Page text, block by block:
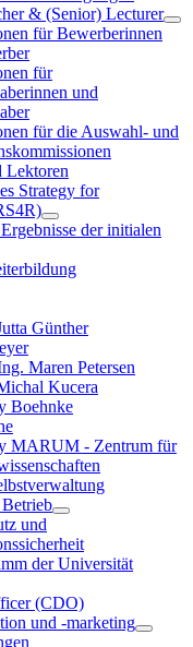
& (Senior) Lecturer
für Bewerberinnen
für
und
für die Auswahl- und
Lektoren
Strategy for
der initialen
Günther
Maren Petersen
Kucera
Boehnke
MARUM - Zentrum für
und
der Universität
(CDO)
und -marketing